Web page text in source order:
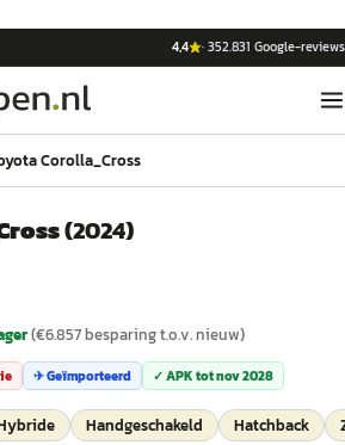
4,4 ·352.831 Google-reviews
Corolla_Cross
(2024)
(€6.857besparing t.o.v. nieuw)
✈ Geïmporteerd ✓ APK totnov 2028
Handgeschakeld Hatchback